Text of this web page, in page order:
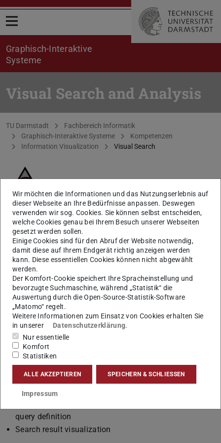
Menü öffnen
Graphisch-Interaktive
Systeme
Visual Search and Analysis
Sie befinden sich hier:
TU Darmstadt
Fachbereich Informatik
Graphisch-Interaktive Systeme
Kompetenzen
Information Visualization
Visual Search
B
i
l
d
:
G
R
I
S
T
U
D
a
r
m
s
t
a
d
t
Visual search enables browsing, searching and retrieving
data items (e.g.: time series, graphs, cultural heritage 3D
objects, etc.) from a large database of digit objects using
visual-interactive interfaces.
GRIS researches novel
Data descriptors and similarity functions for retrieving
most similar objects from the database
Visual-interactive interfaces for exploring and retrieving
data from databases
query definition
Search result visualization
Wir möchten die Informationen und das Nutzungserlebnis auf
dieser Webseite an Ihre Bedürfnisse anpassen. Deswegen
verwenden wir sog. Cookies. Sie können selbst entscheiden,
welche Cookies genau bei Ihrem Besuch unserer Webseiten
gesetzt werden sollen.
Einige Cookies sind für den Abruf der Website notwendig,
damit diese auf Ihrem Endgerät richtig anzeigen werden
kann. Diese essentiellen Cookies können nicht abgewählt
werden.
Der Komfort-Cookie speichert Ihre Spracheinstellung und
bevorzugte Suchmaschine, während „Statistik“ die
Auswertung durch die Open-Source-Statistik-Software
„Matomo“ regelt.
Weitere Informationen zum Einsatz von Cookies erhalten Sie
in unserer
Datenschutzerklärung.
Nur essentielle
Komfort
Statistiken
ALLE AKZEPTIEREN SPEICHERN & SCHLIESSEN
Impressum